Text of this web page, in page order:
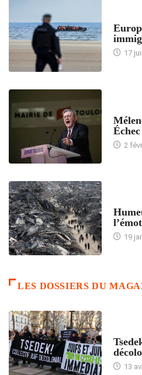
17
2
19
LES DOSSIERS DU
13